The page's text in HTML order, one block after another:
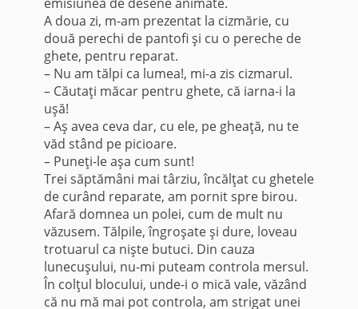
A doua zi, m-am prezentat la cizmărie, cu
două perechi de pantofi şi cu o pereche de
ghete, pentru reparat.
– Nu am tălpi ca lumea!, mi-a zis cizmarul.
– Căutaţi măcar pentru ghete, că iarna-i la
uşă!
– Aş avea ceva dar, cu ele, pe gheaţă, nu te
văd stând pe picioare.
– Puneţi-le aşa cum sunt!
Trei săptămâni mai târziu, încălţat cu ghetele
de curând reparate, am pornit spre birou.
Afară domnea un polei, cum de mult nu
văzusem. Tălpile, îngroşate şi dure, loveau
trotuarul ca nişte butuci. Din cauza
lunecuşului, nu-mi puteam controla mersul.
În colţul blocu­lui, unde-i o mică vale, văzând
că nu mă mai pot con­trola, am strigat unei